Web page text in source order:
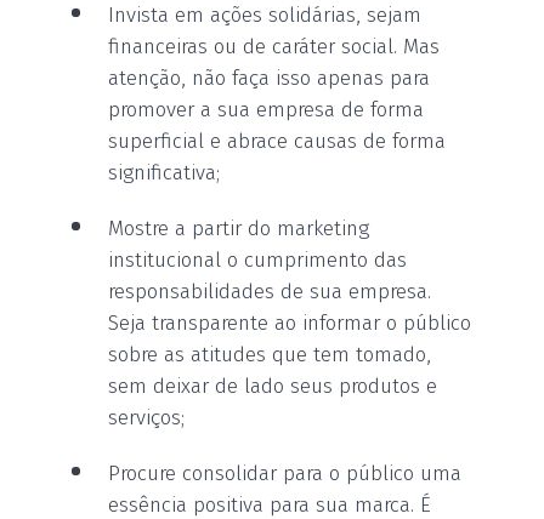
Invista em ações solidárias, sejam
financeiras ou de caráter social. Mas
atenção, não faça isso apenas para
promover a sua empresa de forma
superficial e abrace causas de forma
significativa;
Mostre a partir do marketing
institucional o cumprimento das
responsabilidades de sua empresa.
Seja transparente ao informar o público
sobre as atitudes que tem tomado,
sem deixar de lado seus produtos e
serviços;
Procure consolidar para o público uma
essência positiva para sua marca. É